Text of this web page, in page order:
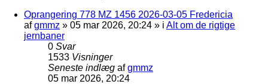
Oprangering 778 MZ 1456 2026-03-05 Fredericia
afgmmz » 05 mar 2026, 20:24 » i Alt om de rigtige
jernbaner
0 Svar
1533 Visninger
Seneste indlæg afgmmz
05 mar 2026, 20:24